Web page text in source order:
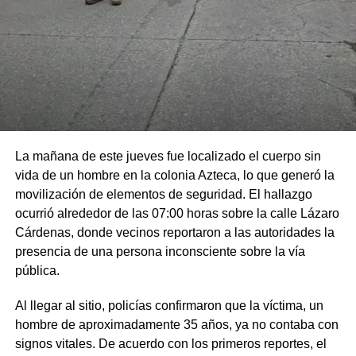
La mañana de este jueves fue localizado el cuerpo sin
vida de un hombre en la colonia Azteca, lo que generó la
movilización de elementos de seguridad. El hallazgo
ocurrió alrededor de las 07:00 horas sobre la calle Lázaro
Cárdenas, donde vecinos reportaron a las autoridades la
presencia de una persona inconsciente sobre la vía
pública.
Al llegar al sitio, policías confirmaron que la víctima, un
hombre de aproximadamente 35 años, ya no contaba con
signos vitales. De acuerdo con los primeros reportes, el